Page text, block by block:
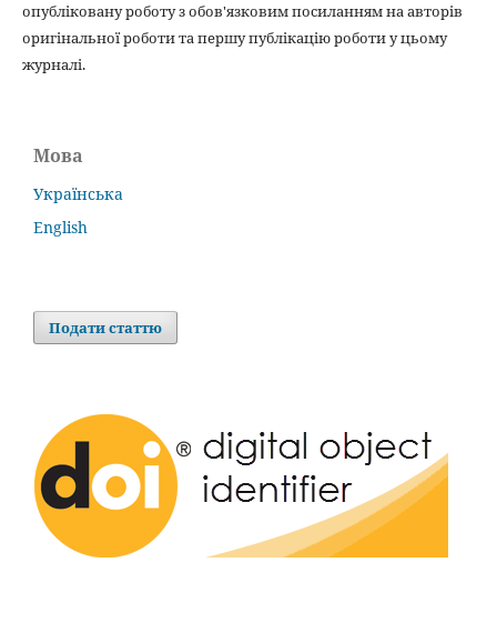
опубліковану роботу з обов'язковим посиланням на авторів
оригінальної роботи та першу публікацію роботи у цьому
журналі.
Мова
Українська
English
Подати статтю